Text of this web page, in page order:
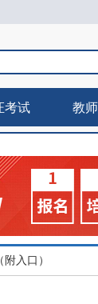
考试 教
入口）